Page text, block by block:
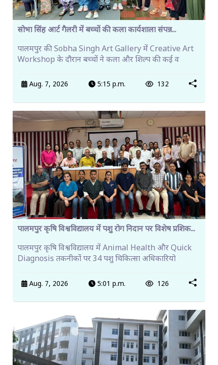
सोभा सिंह आर्ट गैलरी में बच्चों की कला कार्यशाला संपन्न...
पालमपुर की Sobha Singh Art Gallery में Creative Art
Workshop के दौरान बच्चों ने कला और शिल्प की कई व
Aug. 7, 2026 5:15 p.m. 132
पालमपुर कृषि विश्वविद्यालय में पशु रोग निदान पर विशेष प्रशिक...
पालमपुर कृषि विश्वविद्यालय में Animal Health और Quick
Diagnosis तकनीकों पर 34 पशु चिकित्सा अधिकारियो
Aug. 7, 2026 5:01 p.m. 126